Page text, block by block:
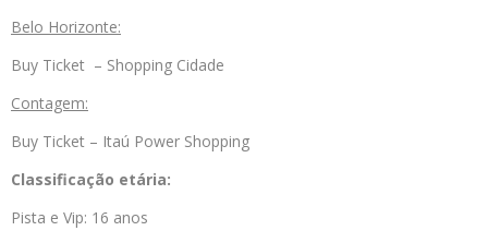
Belo Horizonte:
Buy Ticket – Shopping Cidade
Contagem:
Buy Ticket – Itaú Power Shopping
Classificação etária:
Pista e Vip: 16 anos